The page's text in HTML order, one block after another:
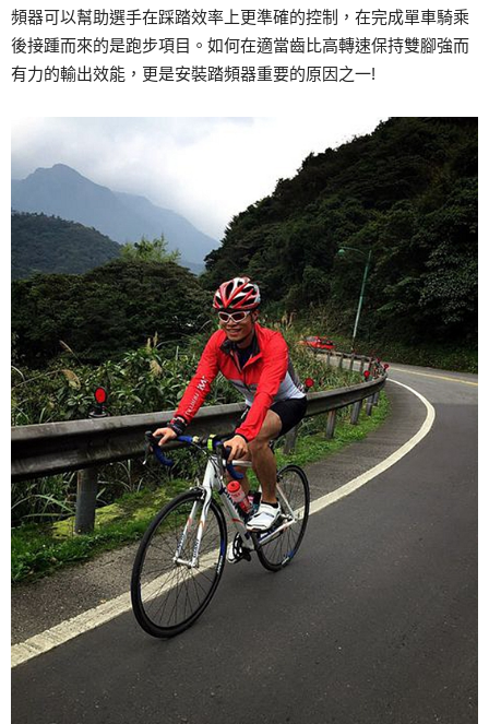
頻器可以幫助選手在踩踏效率上更準確的控制，在完成單車騎乘
後接踵而來的是跑步項目。如何在適當齒比高轉速保持雙腳強而
有力的輸出效能，更是安裝踏頻器重要的原因之一!